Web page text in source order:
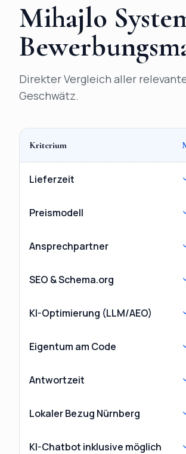
Mihajlo
Direkter Vergleich aller
Geschwätz.
Kriterium
Lieferzeit
Preismodell
Ansprechpartner
SEO & Schema.org
KI-Optimierung (LLM/AEO)
Eigentum am Code
Antwortzeit
Lokaler Bezug Nürnberg
KI-Chatbot inklusive möglich